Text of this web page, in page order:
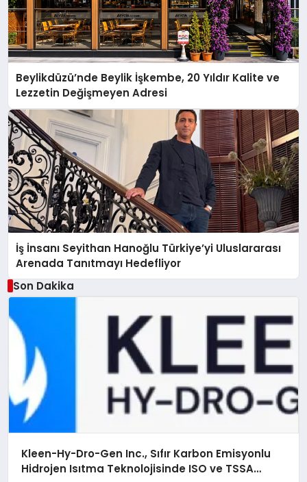
Beylikdüzü’nde Beylik İşkembe, 20 Yıldır Kalite ve
Lezzetin Değişmeyen Adresi
İş İnsanı Seyithan Hanoğlu Türkiye’yi Uluslararası
Arenada Tanıtmayı Hedefliyor
Son Dakika
Kleen-Hy-Dro-Gen Inc., Sıfır Karbon Emisyonlu
Hidrojen Isıtma Teknolojisinde ISO ve TSSA